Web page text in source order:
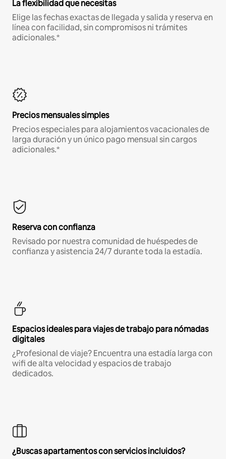
La flexibilidad que necesitas
Elige las fechas exactas de llegada y salida y reserva en
línea con facilidad, sin compromisos ni trámites
adicionales.*
Precios mensuales simples
Precios especiales para alojamientos vacacionales de
larga duración y un único pago mensual sin cargos
adicionales.*
Reserva con confianza
Revisado por nuestra comunidad de huéspedes de
confianza y asistencia 24/7 durante toda la estadía.
Espacios ideales para viajes de trabajo para nómadas
digitales
¿Profesional de viaje? Encuentra una estadía larga con
wifi de alta velocidad y espacios de trabajo
dedicados.
¿Buscas apartamentos con servicios incluidos?